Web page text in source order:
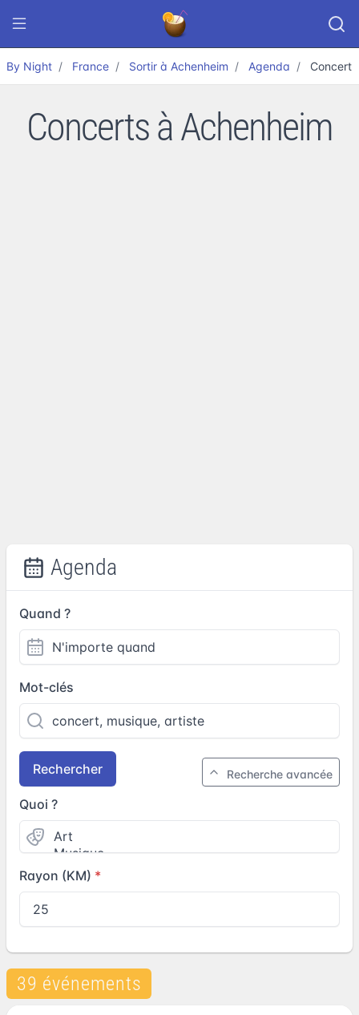
By Night France Sortir à Achenheim Agenda Concert
Concerts à Achenheim
Agenda
Quand ?
Mot-clés
Rechercher Recherche avancée
Quoi ?
Rayon (KM)
39 événements